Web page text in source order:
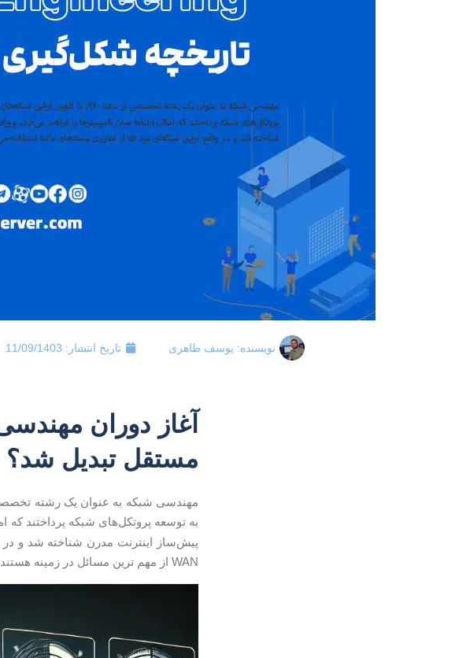
نویسنده: یوسف طاهری تاریخ انتشار: 11/09/1403
آغاز دوران
مستقل تبدیل شد؟
به توسعه پروتکل‌های شبکه پرداختند که
WAN از مهم ترین مسائل در زمینه هستند.